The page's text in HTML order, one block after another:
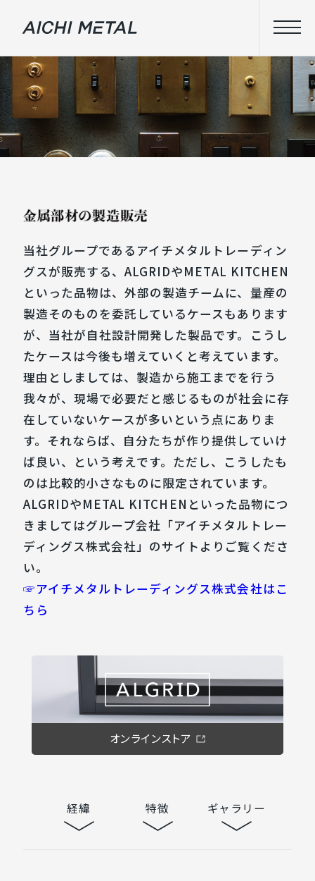
当社グループであるアイチメタルトレーディン
グスが販売する、ALGRIDやMETAL KITCHEN
といった品物は、外部の製造チームに、量産の
製造そのものを委託しているケースもあります
が、当社が自社設計開発した製品です。こうし
たケースは今後も増えていくと考えています。
理由としましては、製造から施工までを行う
我々が、現場で必要だと感じるものが社会に存
在していないケースが多いという点にありま
す。それならば、自分たちが作り提供していけ
ば良い、という考えです。ただし、こうしたも
のは比較的小さなものに限定されています。
ALGRIDやMETAL KITCHENといった品物につ
きましてはグループ会社「アイチメタルトレー
ディングス株式会社」のサイトよりご覧くださ
い。
☞アイチメタルトレーディングス株式会社はこ
ちら
オンラインストア
経緯 特徴 ギャラリー